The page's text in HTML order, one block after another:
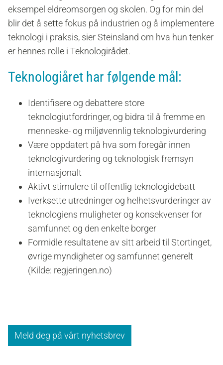
eksempel eldreomsorgen og skolen. Og for min del
blir det å sette fokus på industrien og å implementere
teknologi i praksis, sier Steinsland om hva hun tenker
er hennes rolle i Teknologirådet.
Teknologiåret har følgende mål:
Identifisere og debattere store
teknologiutfordringer, og bidra til å fremme en
menneske- og miljøvennlig teknologivurdering
Være oppdatert på hva som foregår innen
teknologivurdering og teknologisk fremsyn
internasjonalt
Aktivt stimulere til offentlig teknologidebatt
Iverksette utredninger og helhetsvurderinger av
teknologiens muligheter og konsekvenser for
samfunnet og den enkelte borger
Formidle resultatene av sitt arbeid til Stortinget,
øvrige myndigheter og samfunnet generelt
(Kilde: regjeringen.no)
Meld deg på vårt nyhetsbrev